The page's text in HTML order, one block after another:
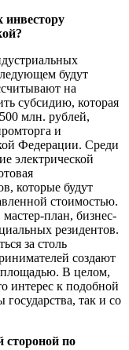
инвестору
будут
на
субсидию, которая
млн. рублей,
и
Федерации. Среди
электрической
которые будут
стоимостью.
план, бизнес-
резидентов.
за столь
создают
В целом,
интерес к подобной
так и со
стороной по